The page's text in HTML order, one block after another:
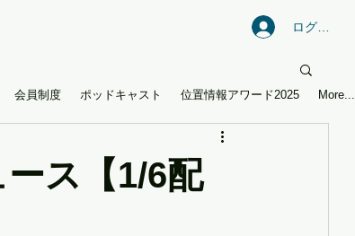
ログイン
会員制度 ポッドキャスト 位置情報アワード2025 More...
ス【1/6配